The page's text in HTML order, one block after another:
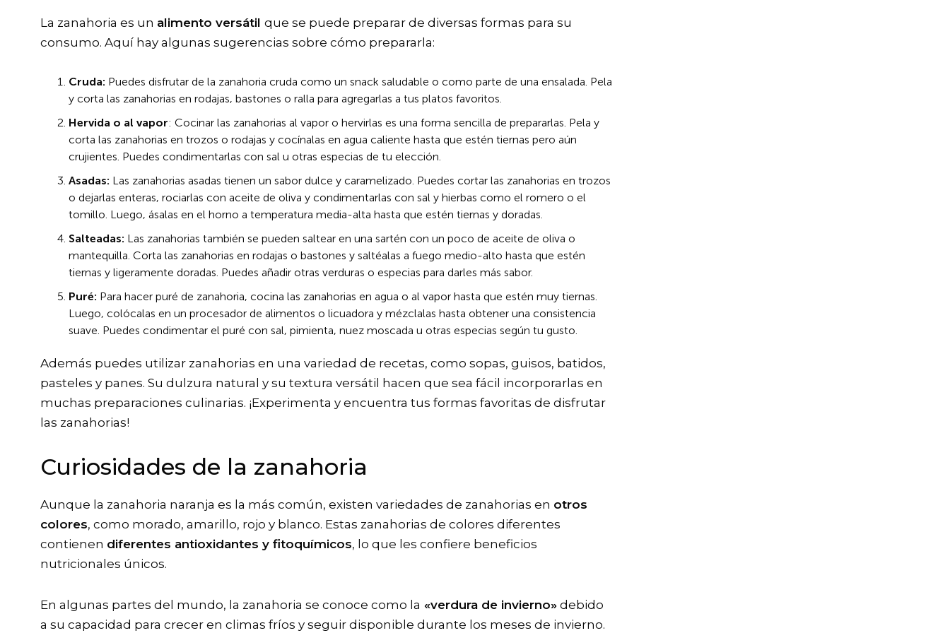
La zanahoria es un alimento versátil que se puede preparar de diversas formas para su
consumo. Aquí hay algunas sugerencias sobre cómo prepararla:
Cruda: Puedes disfrutar de la zanahoria cruda como un snack saludable o como parte de una ensalada. Pela
y corta las zanahorias en rodajas, bastones o ralla para agregarlas a tus platos favoritos.
Hervida o al vapor: Cocinar las zanahorias al vapor o hervirlas es una forma sencilla de prepararlas. Pela y
corta las zanahorias en trozos o rodajas y cocínalas en agua caliente hasta que estén tiernas pero aún
crujientes. Puedes condimentarlas con sal u otras especias de tu elección.
Asadas: Las zanahorias asadas tienen un sabor dulce y caramelizado. Puedes cortar las zanahorias en trozos
o dejarlas enteras, rociarlas con aceite de oliva y condimentarlas con sal y hierbas como el romero o el
tomillo. Luego, ásalas en el horno a temperatura media-alta hasta que estén tiernas y doradas.
Salteadas: Las zanahorias también se pueden saltear en una sartén con un poco de aceite de oliva o
mantequilla. Corta las zanahorias en rodajas o bastones y saltéalas a fuego medio-alto hasta que estén
tiernas y ligeramente doradas. Puedes añadir otras verduras o especias para darles más sabor.
Puré: Para hacer puré de zanahoria, cocina las zanahorias en agua o al vapor hasta que estén muy tiernas.
Luego, colócalas en un procesador de alimentos o licuadora y mézclalas hasta obtener una consistencia
suave. Puedes condimentar el puré con sal, pimienta, nuez moscada u otras especias según tu gusto.
Además puedes utilizar zanahorias en una variedad de recetas, como sopas, guisos, batidos,
pasteles y panes. Su dulzura natural y su textura versátil hacen que sea fácil incorporarlas en
muchas preparaciones culinarias. ¡Experimenta y encuentra tus formas favoritas de disfrutar
las zanahorias!
Curiosidades de la zanahoria
Aunque la zanahoria naranja es la más común, existen variedades de zanahorias en otros
colores, como morado, amarillo, rojo y blanco. Estas zanahorias de colores diferentes
contienen diferentes antioxidantes y fitoquímicos, lo que les confiere beneficios
nutricionales únicos.
En algunas partes del mundo, la zanahoria se conoce como la «verdura de invierno» debido
a su capacidad para crecer en climas fríos y seguir disponible durante los meses de invierno.